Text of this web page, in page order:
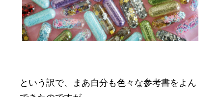
という訳で、まあ自分も色々な参考書をよん